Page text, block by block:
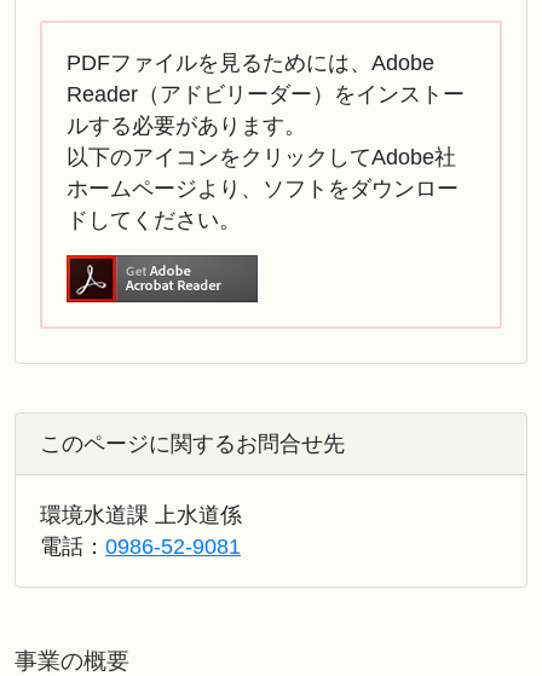
PDFファイルを見るためには、Adobe
Reader（アドビリーダー）をインストー
ルする必要があります。
以下のアイコンをクリックしてAdobe社
ホームページより、ソフトをダウンロー
ドしてください。
このページに関するお問合せ先
環境水道課 上水道係
電話： 0986-52-9081
事業の概要